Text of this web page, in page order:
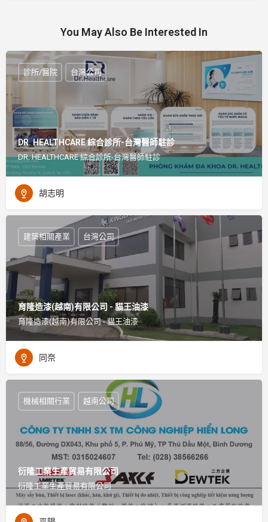
You May Also Be Interested In
DR. HEALTHCARE 綜合診所-台灣醫師駐診
DR. HEALTHCARE 綜合診所-台灣醫師駐診
診所/醫院 台灣公司
胡志明
育隆造漆(越南)有限公司 - 貓王油漆
育隆造漆(越南)有限公司 - 貓王油漆
建築相關產業 台灣公司
同奈
衍隆工業生產貿易有限公司
衍隆工業生產貿易有限公司
機械相關行業 越南公司